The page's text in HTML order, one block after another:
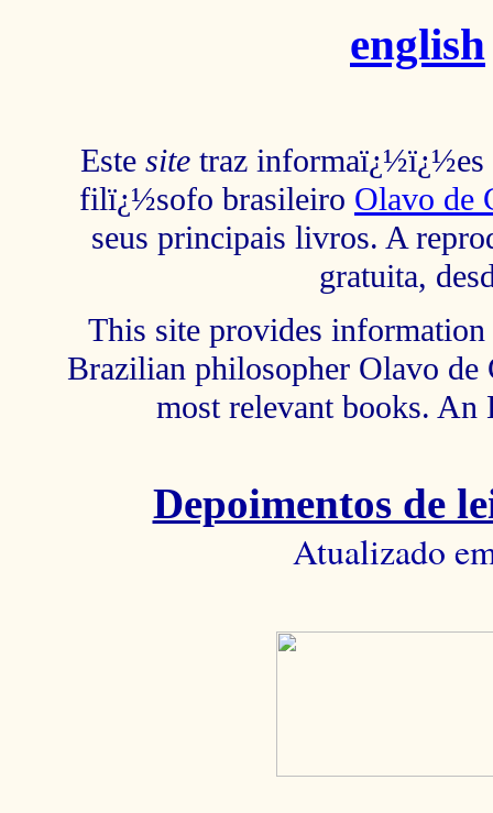
english
Este site traz informaï¿½ï¿½es
filï¿½sofo brasileiro Olavo de
seus principais livros. A
gratuita,
This site provides
Brazilian philosopher Olavo de
most relevant books.
Depoimentos de
Atualizado